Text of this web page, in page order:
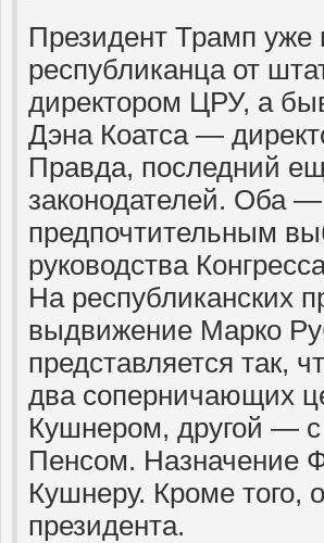
Президент Трамп уже
республиканца от
директором ЦРУ, а
Дэна Коатса —
Правда, последний
законодателей. Оба
предпочтительным
руководства
На республиканских
выдвижение Марко
представляется так,
два соперничающих
Кушнером, другой —
Пенсом. Назначение
Кушнеру. Кроме того,
президента.